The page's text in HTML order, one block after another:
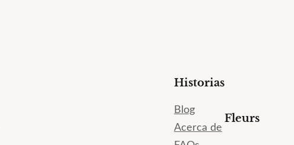
Historias
Blog
Acerca de
Fleurs